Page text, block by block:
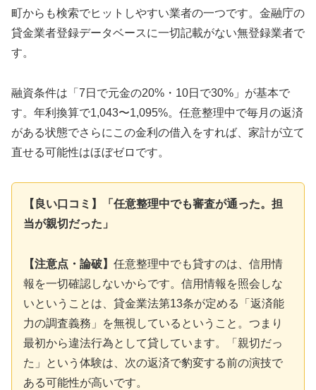
町からも検索でヒットしやすい業者の一つです。金融庁の
貸金業者登録データベースに一切記載がない無登録業者で
す。
融資条件は「7日で元金の20%・10日で30%」が基本で
す。年利換算で1,043〜1,095%。任意整理中で毎月の返済
がある状態でさらにこの金利の借入をすれば、家計が立て
直せる可能性はほぼゼロです。
【良い口コミ】「任意整理中でも審査が通った。担
当が親切だった」
【注意点・論破】 任意整理中でも貸すのは、信用情
報を一切確認しないからです。信用情報を照会しな
いということは、貸金業法第13条が定める「返済能
力の調査義務」を無視しているということ。つまり
最初から違法行為として貸しています。「親切だっ
た」という体験は、次の返済で豹変する前の演技で
ある可能性が高いです。